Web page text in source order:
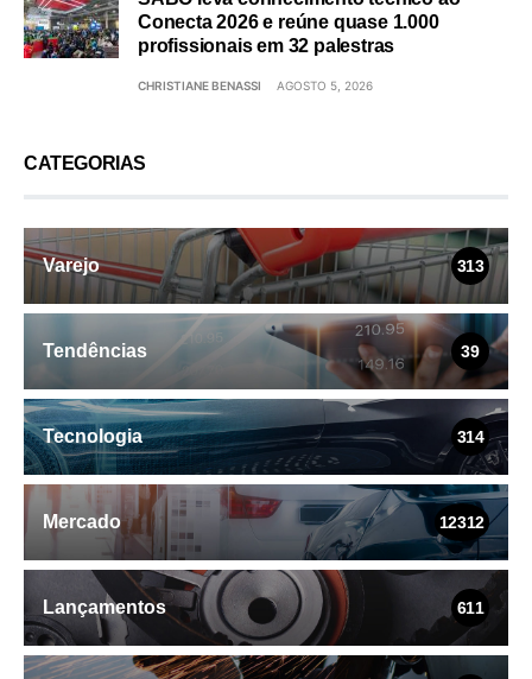
Conecta 2026 e reúne quase 1.000
profissionais em 32 palestras
CHRISTIANE BENASSI AGOSTO 5, 2026
CATEGORIAS
Varejo 313
Tendências 39
Tecnologia 314
Mercado 12312
Lançamentos 611